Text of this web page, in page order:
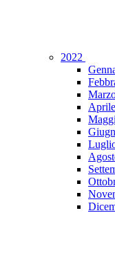
2022
Aprile